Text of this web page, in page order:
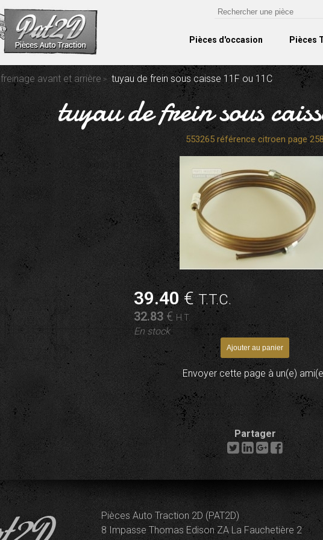
Pièces d'occasion Pièces
freinage avant et arrière tuyau de frein sous caisse 11F ou 11C
tuyau de frein sous
553265 référence citroen page 258
39.40€T.T.C.
32.83 € H.T.
En stock
Envoyer cette page à un(e)
Partager
Pièces Auto Traction 2D (PAT2D)
8 Impasse Thomas Edison ZA La Fauchetière 2